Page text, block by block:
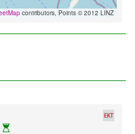
contributors, Points © 2012 LINZ